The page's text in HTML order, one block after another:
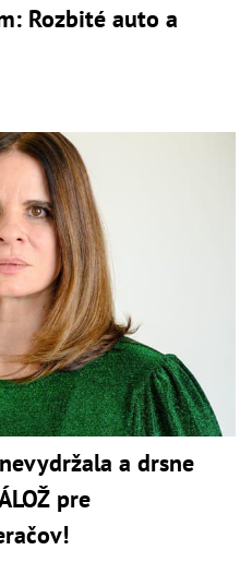
Rozbité auto a
a drsne
pre